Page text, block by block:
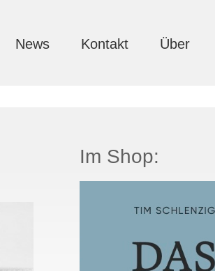
News Kontakt Über
Im Shop: